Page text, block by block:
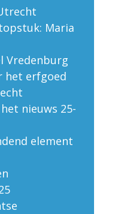
Maria
Vredenburg
het erfgoed
nieuws 25-
element